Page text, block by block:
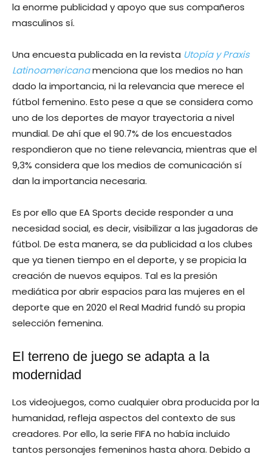
la enorme publicidad y apoyo que sus compañeros
masculinos sí.
Una encuesta publicada en la revista Utopía y Praxis
Latinoamericanamenciona que los medios no han
dado la importancia, ni la relevancia que merece el
fútbol femenino. Esto pese a que se considera como
uno de los deportes de mayor trayectoria a nivel
mundial. De ahí que el 90.7% de los encuestados
respondieron que no tiene relevancia, mientras que el
9,3% considera que los medios de comunicación sí
dan la importancia necesaria.
Es por ello que EA Sports decide responder a una
necesidad social, es decir, visibilizar a las jugadoras de
fútbol. De esta manera, se da publicidad a los clubes
que ya tienen tiempo en el deporte, y se propicia la
creación de nuevos equipos. Tal es la presión
mediática por abrir espacios para las mujeres en el
deporte que en 2020 el Real Madrid fundó su propia
selección femenina.
El terreno de juego se adapta a la
modernidad
Los videojuegos, como cualquier obra producida por la
humanidad, refleja aspectos del contexto de sus
creadores. Por ello, la serie FIFA no había incluido
tantos personajes femeninos hasta ahora. Debido a